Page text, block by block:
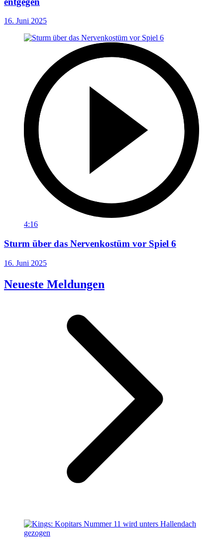
16. Juni 2025
4:16
Sturm über das Nervenkostüm vor Spiel 6
16. Juni 2025
Neueste Meldungen